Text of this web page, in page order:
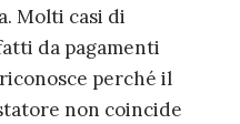
Molti casi di
da pagamenti
perché il
non coincide